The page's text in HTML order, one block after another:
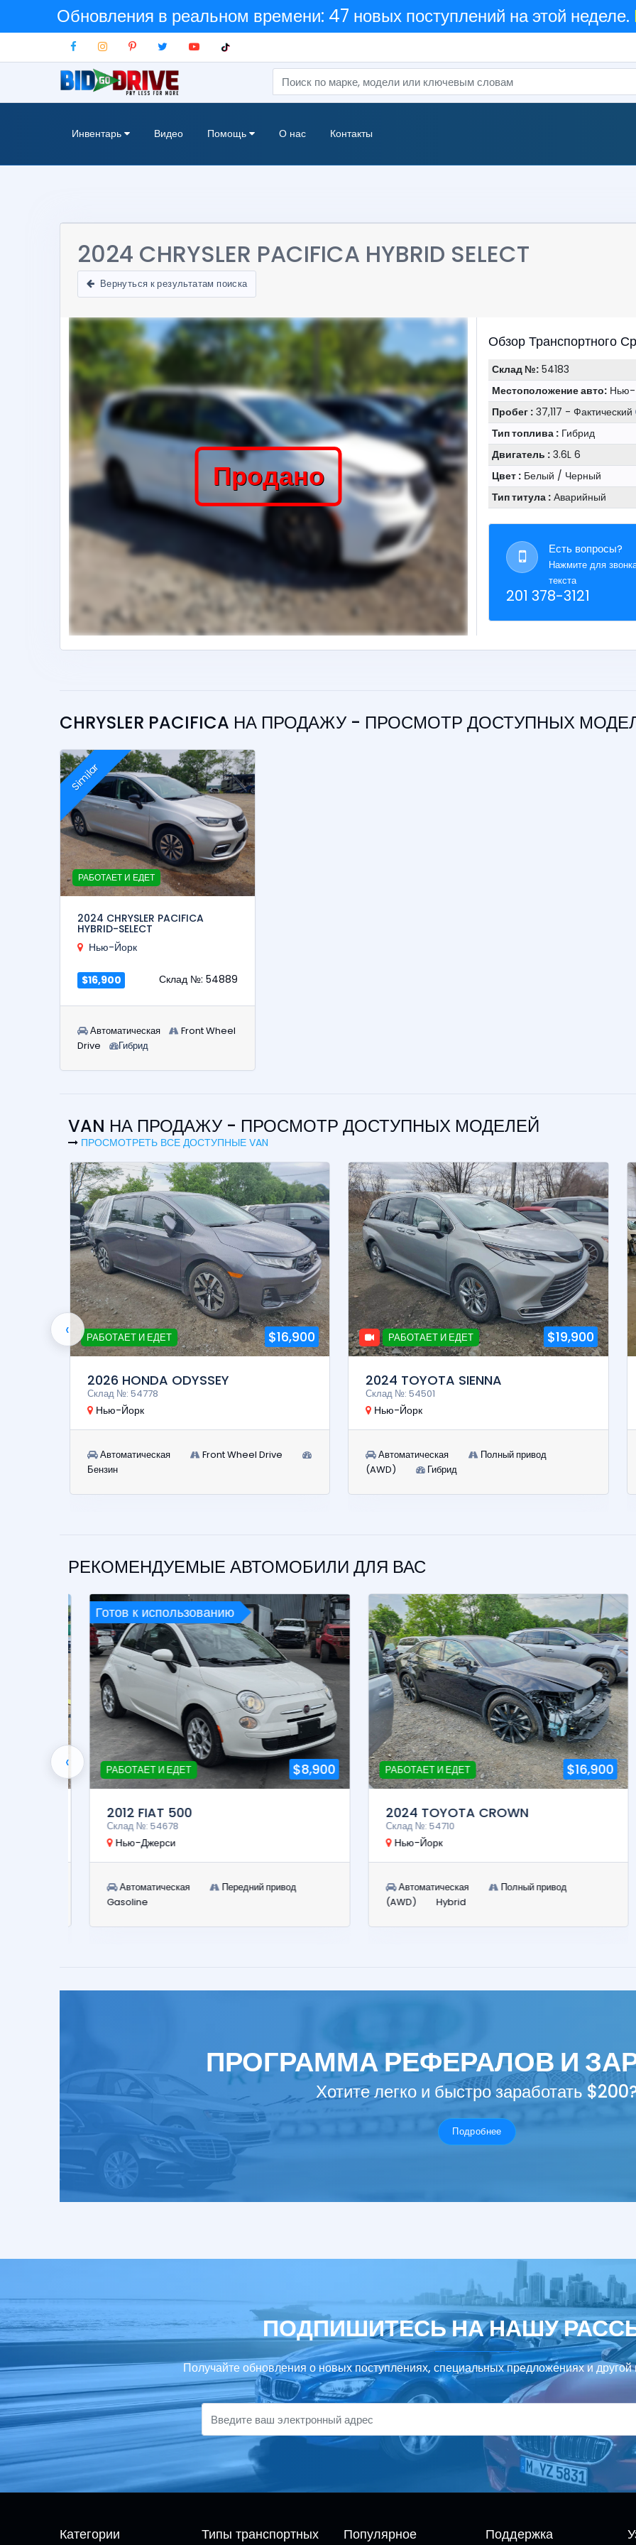
Обновления в реальном времени: 47 новых поступлений на этой неделе.
Инвентарь Видео Помощь О нас Контакты
2024 CHRYSLER PACIFICA HYBRID SELECT
Вернуться к результатам поиска
Продано
Обзор Транспортного
Склад №:54183
Местоположение авто:Нью-
Пробег :37,117 - Фактический
Тип топлива :Гибрид
Двигатель :3.6L 6
Цвет :Белый / Черный
Тип титула :Аварийный
Есть вопросы?
Нажмите для
текста
201 378-3121
CHRYSLER PACIFICA НА ПРОДАЖУ - ПРОСМОТР ДОСТУПНЫХ
Similar
РАБОТАЕТ И ЕДЕТ
2024 CHRYSLER PACIFICA
HYBRID-SELECT
Нью-Йорк
$16,900 Склад №: 54889
Автоматическая
Front Wheel
Drive
Гибрид
VAN НА ПРОДАЖУ - ПРОСМОТР ДОСТУПНЫХ МОДЕЛЕЙ
ПРОСМОТРЕТЬ ВСЕ ДОСТУПНЫЕ VAN
РАБОТАЕТ И ЕДЕТ $16,900
2026 HONDA ODYSSEY
Склад №: 54778
Нью-Йорк
Автоматическая
Front Wheel Drive
Бензин
РАБОТАЕТ И ЕДЕТ $19,900
2024 TOYOTA SIENNA
Склад №: 54501
Нью-Йорк
Автоматическая
Полный привод
(AWD)
Гибрид
‹
РЕКОМЕНДУЕМЫЕ АВТОМОБИЛИ ДЛЯ ВАС
Готов к использованию
РАБОТАЕТ И ЕДЕТ $8,900
2012 FIAT 500
Склад №: 54678
Нью-Джерси
Автоматическая
Передний привод
Gasoline
РАБОТАЕТ И ЕДЕТ $16,900
2024 TOYOTA CROWN
Склад №: 54710
Нью-Йорк
Автоматическая
Полный привод
(AWD)
Hybrid
‹
ПРОГРАММА РЕФЕРАЛОВ И
Хотите легко и быстро заработать
Подробнее
ПОДПИШИТЕСЬ НА НАШУ
Получайте обновления о новых поступлениях, специальных предложениях и
Категории Типы транспортных Популярное Поддержка